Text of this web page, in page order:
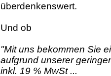
überdenkenswert.
Und ob
"Mit uns bekommen Sie
aufgrund unserer
inkl. 19 % MwSt ...